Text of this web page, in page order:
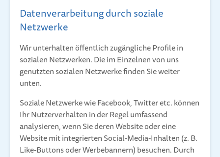
Datenverarbeitung durch soziale
Netzwerke
Wir unterhalten öffentlich zugängliche Profile in
sozialen Netzwerken. Die im Einzelnen von uns
genutzten sozialen Netzwerke finden Sie weiter
unten.
Soziale Netzwerke wie Facebook, Twitter etc. können
Ihr Nutzerverhalten in der Regel umfassend
analysieren, wenn Sie deren Website oder eine
Website mit integrierten Social-Media-Inhalten (z. B.
Like-Buttons oder Werbebannern) besuchen. Durch